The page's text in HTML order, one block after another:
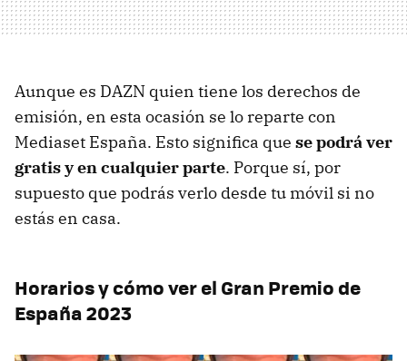
Aunque es DAZN quien tiene los derechos de
emisión, en esta ocasión se lo reparte con
Mediaset España. Esto significa que se podrá ver
gratis y en cualquier parte. Porque sí, por
supuesto que podrás verlo desde tu móvil si no
estás en casa.
Horarios y cómo ver el Gran Premio de
España 2023